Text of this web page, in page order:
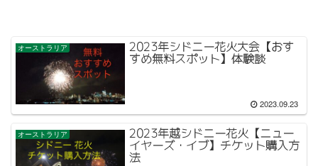
オーストラリア 2023年シドニー花火大会【おす
すめ無料スポット】体験談
2023.09.23
オーストラリア 2023年越シドニー花火【ニュー
イヤーズ・イブ】チケット購入方
法